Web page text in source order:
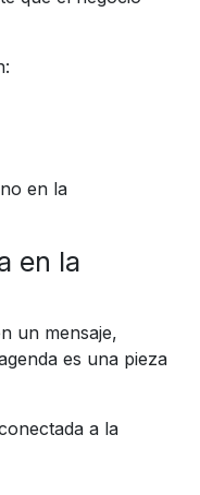
en la
en la
un mensaje,
es una pieza
a la